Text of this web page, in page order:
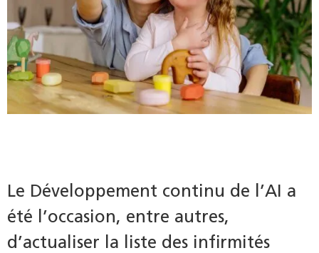
Le Développement continu de l’AI a
été l’occasion, entre autres,
d’actualiser la liste des infirmités